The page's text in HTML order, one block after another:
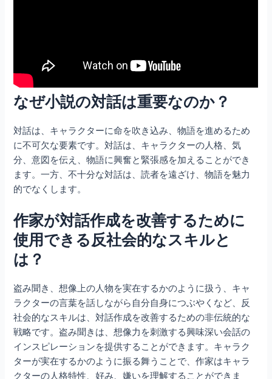
なぜ小説の対話は重要なのか？
対話は、キャラクターに命を吹き込み、物語を進めるため
に不可欠な要素です。対話は、キャラクターの人格、気
分、意図を伝え、物語に興奮と緊張感を加えることができ
ます。一方、不十分な対話は、読者を遠ざけ、物語を魅力
的でなくします。
作家が対話作成を改善するために
使用できる反社会的なスキルと
は？
盗み聞き、想像上の人物を実在するかのように扱う、キャ
ラクターの言葉を話しながら自分自身につぶやくなど、反
社会的なスキルは、対話作成を改善するための非伝統的な
戦略です。盗み聞きは、想像力を刺激する興味深い会話の
インスピレーションを提供することができます。キャラク
ターが実在するかのように振る舞うことで、作家はキャラ
クターの人格特性、好み、嫌いを理解することができま